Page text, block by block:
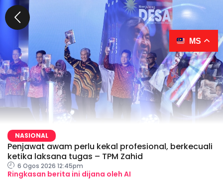
NASIONAL
Penjawat awam perlu kekal profesional, berkecuali
ketika laksana tugas – TPM Zahid
6 Ogos 2026 12:45pm
Ringkasan berita ini dijana oleh AI
MS